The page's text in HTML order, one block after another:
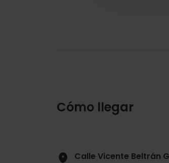
Cómo llegar
Calle Vicente Beltrán